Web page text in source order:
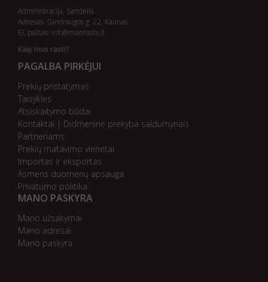
Administracija, Sandėlis
Adresas: Sandraugos g. 22, Kaunas
El. paštas: info@manrasta.lt
Kaip mus rasti?
PAGALBA PIRKĖJUI
Prekių pristatymas
Taisyklės
Atsiskaitymo būdai
Kontaktai | Didmeninė prekyba saldumynais
Partneriams
Prekių matavimo vienetai
Importas ir eksportas
Asmens duomenų apsauga
Privatumo politika
MANO PASKYRA
Mano užsakymai
Mano adresai
Mano paskyra